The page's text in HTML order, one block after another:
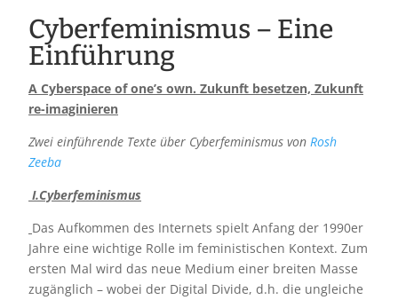
Cyberfeminismus – Eine
Einführung
A Cyberspace of one’s own. Zukunft besetzen, Zukunft
re-imaginieren
Zwei einführende Texte über Cyberfeminismus von Rosh
Zeeba
I.Cyberfeminismus
Das Aufkommen des Internets spielt Anfang der 1990er
Jahre eine wichtige Rolle im feministischen Kontext. Zum
ersten Mal wird das neue Medium einer breiten Masse
zugänglich – wobei der Digital Divide, d.h. die ungleiche